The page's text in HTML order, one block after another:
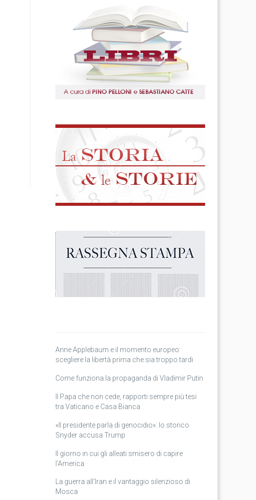
Anne Applebaum e il momento europeo:
scegliere la libertà prima che sia troppo tardi
Come funziona la propaganda di Vladimir Putin
Il Papa che non cede, rapporti sempre più tesi
tra Vaticano e Casa Bianca
«Il presidente parla di genocidio»: lo storico
Snyder accusa Trump
Il giorno in cui gli alleati smisero di capire
l’America
La guerra all’Iran e il vantaggio silenzioso di
Mosca